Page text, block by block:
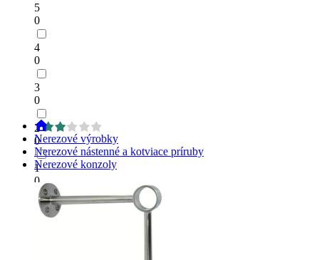
5
0
4
0
3
0
2
0
1
0
Nerezové výrobky
Nerezové nástenné a kotviace príruby
Nerezové konzoly